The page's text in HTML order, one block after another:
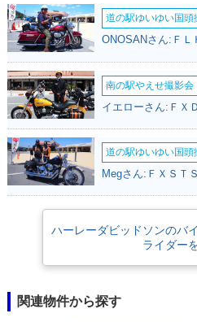
道の駅ゆいゆい国頭
南の駅やえせ撮影会
道の駅ゆいゆい国頭
ハーレーダビッドソンのバ
ライダー
関連物件から探す